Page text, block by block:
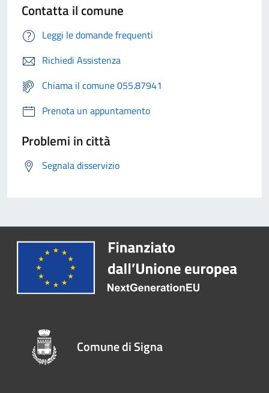
Contatta il comune
Leggi le domande frequenti
Richiedi Assistenza
Chiama il comune 055.87941
Prenota un appuntamento
Problemi in città
Segnala disservizio
Comune di Signa